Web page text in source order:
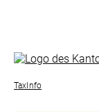
TaxInfo